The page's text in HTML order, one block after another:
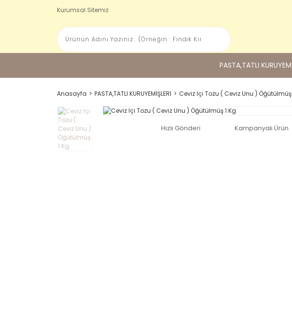
Kurumsal Sitemiz
PASTA,TATLI
Anasayfa PASTA,TATLI KURUYEMİŞLERİ Ceviz Içi Tozu ( Ceviz Unu ) Öğütülmüş
Hızlı Gönderi Kampanyalı Ürün